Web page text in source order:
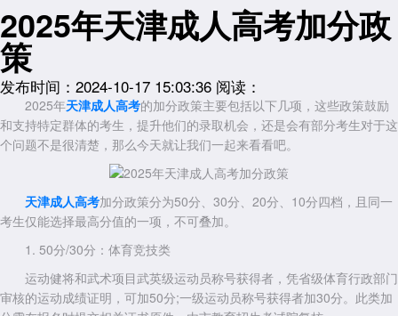
2025年天津成人高考加分政
策
发布时间：2024-10-17 15:03:36 阅读：
2025年天津成人高考的加分政策主要包括以下几项，这些政策鼓励
和支持特定群体的考生，提升他们的录取机会，还是会有部分考生对于这
个问题不是很清楚，那么今天就让我们一起来看看吧。
天津成人高考加分政策分为50分、30分、20分、10分四档，且同一
考生仅能选择最高分值的一项，不可叠加。
1. 50分/30分：体育竞技类
运动健将和武术项目武英级运动员称号获得者，凭省级体育行政部门
审核的运动成绩证明，可加50分;一级运动员称号获得者加30分。此类加